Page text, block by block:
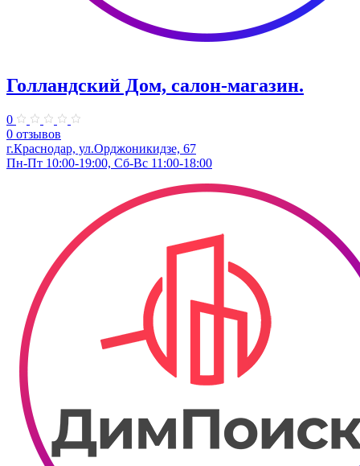
Голландский Дом, салон-магазин.
0
0 отзывов
г.Краснодар, ул.​Орджоникидзе, 67
Пн-Пт 10:00-19:00, Сб-Вс 11:00-18:00